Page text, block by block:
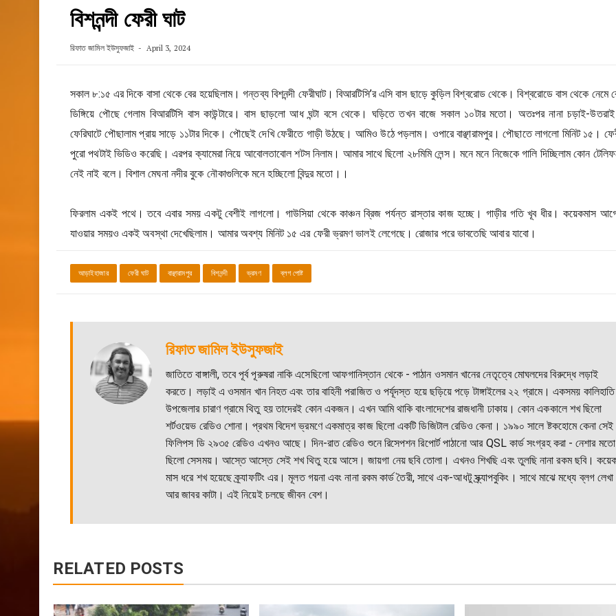
বিশনন্দী ফেরী ঘাট
রিফাত জামিল ইউসুফজাই April 3, 2024
সকাল ৮:১৫ এর দিকে বাসা থেকে বের হয়েছিলাম। গন্তব্য বিশনন্দী ফেরীঘাট। বিআরটিসি’র এসি বাস ছাড়ে কুড়িল বিশ্বরোড থেকে। বিশ্বরোডে বাস থেকে নেমে
ডিঙ্গিয়ে পৌছে গেলাম বিআরটিসি বাস কাউন্টারে। বাস ছাড়লো আধ ঘন্টা বসে থেকে। ঘড়িতে তখন বাজে সকাল ১০টার মতো। অতঃপর নানা চড়াই-উতরাই
ফেরিঘাটে পৌছালাম প্রায় সাড়ে ১১টার দিকে। পৌছেই দেখি ফেরীতে গাড়ী উঠছে। আমিও উঠে পড়লাম। ওপারে বাঞ্ছারামপুর। পৌছাতে লাগলো মিনিট ১৫।
পুরো পথটাই ভিডিও করেছি। এরপর ক্যামেরা নিয়ে আবোলতাবোল শটস নিলাম। আমার সাথে ছিলো ২৮মিমি লেন্স। মনে মনে নিজেকে গালি দিচ্ছিলাম কোন
নেই নাই বলে। বিশাল মেঘনা নদীর বুকে নৌকাগুলিকে মনে হচ্ছিলো বিন্দুর মতো।।
ফিরলাম একই পথে। তবে এবার সময় একটু বেশীই লাগলো। গাউসিয়া থেকে কাঞ্চন ব্রিজ পর্যন্ত রাস্তার কাজ হচ্ছে। গাড়ীর গতি খূব ধীর। কয়েকমাস
যাওয়ার সময়ও একই অবস্থা দেখেছিলাম। আমার অবশ্য মিনিট ১৫ এর ফেরী ভ্রমণ ভালই লেগেছে। রোজার পরে ভাবতেছি আবার যাবো।
আড়াইহাজার ফেরী ঘাট বাঞ্ছারামপুর বিশনন্দী ভ্রমণ ব্লগ পোষ্ট
রিফাত জামিল ইউসুফজাই
জাতিতে বাঙ্গালী, তবে পূর্ব পূরুষরা নাকি এসেছিলো আফগানিস্তান থেকে - পাঠান ওসমান খানের নেতৃত্বে মোঘলদের বিরুদ্ধে লড়াই
করতে। লড়াই এ ওসমান খান নিহত এবং তার বাহিনী পরাজিত ও পর্যূদস্ত হয়ে ছড়িয়ে পড়ে টাঙ্গাইলের ২২ গ্রামে। একসময় কালিহাতি
উপজেলার চারাণ গ্রামে থিতু হয় তাদেরই কোন একজন। এখন আমি থাকি বাংলাদেশের রাজধানী ঢাকায়। কোন এককালে শখ ছিলো
শর্টওয়েভ রেডিও শোনা। প্রথম বিদেশ ভ্রমণে একমাত্র কাজ ছিলো একটি ডিজিটাল রেডিও কেনা। ১৯৯০ সালে ষ্টকহোমে কেনা সেই
ফিলিপস ডি ২৯৩৫ রেডিও এখনও আছে। দিন-রাত রেডিও শুনে রিসেপশন রিপোর্ট পাঠানো আর QSL কার্ড সংগ্রহ করা - নেশার মতো
ছিলো সেসময়। আস্তে আস্তে সেই শখ থিতু হয়ে আসে। জায়গা নেয় ছবি তোলা। এখনও শিখছি এবং তুলছি নানা রকম ছবি।
মাস ধরে শখ হয়েছে ক্র্যাফটিং এর। মূলত গয়না এবং নানা রকম কার্ড তৈরী, সাথে এক-আধটু স্ক্র্যাপবুকিং। সাথে মাঝে মধ্যে ব্লগ লেখা
আর জাবর কাটা। এই নিয়েই চলছে জীবন বেশ।
RELATED POSTS